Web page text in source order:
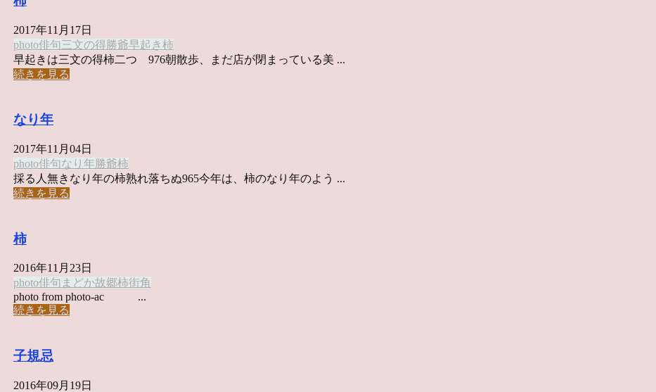
2017年11月17日
photo俳句三文の得 勝爺早起き柿
早起きは三文の得柿二つ 976朝散歩、まだ店が閉まっている美 ...
続きを見る
なり年
2017年11月04日
photo俳句なり年 勝爺柿
採る人無きなり年の柿熟れ落ちぬ965今年は、柿のなり年のよう ...
続きを見る
柿
2016年11月23日
photo俳句 まどか故郷柿街角
photo from photo-ac ...
続きを見る
子規忌
2016年09月19日